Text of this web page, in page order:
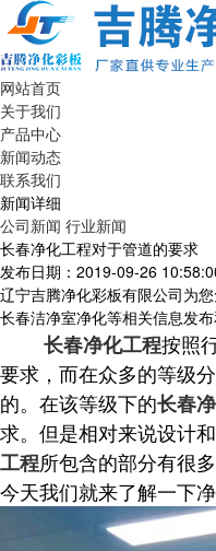
网站首页
关于我们
产品中心
新闻动态
联系我们
新闻详细
公司新闻 行业新闻
长春净化工程对于管道的要求
发布日期：2019-09-26
辽宁吉腾净化彩板有限公司为
长春洁净室净化等相关信息发
长春净化工程按照
要求，而在众多的等级
的。在该等级下的长春
求。但是相对来说设计
工程所包含的部分有很
今天我们就来了解一下